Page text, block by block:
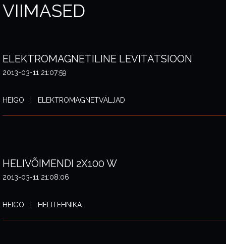
VIIMASED
ELEKTROMAGNETILINE LEVITATSIOON
2013-03-11 21:07:59
HEIGO ELEKTROMAGNETVÄLJAD
HELIVÕIMENDI 2X100 W
2013-03-11 21:08:06
HEIGO HELITEHNIKA